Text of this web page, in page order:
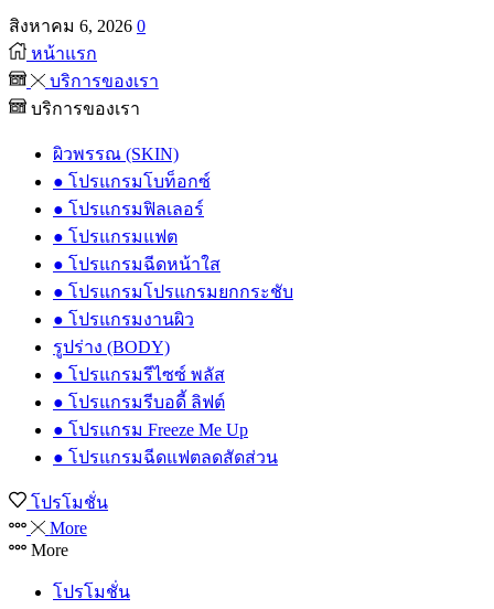
สิงหาคม 6, 2026 0
หน้าแรก
บริการของเรา
บริการของเรา
ผิวพรรณ (SKIN)
● โปรแกรมโบท็อกซ์
● โปรแกรมฟิลเลอร์
● โปรแกรมแฟต
● โปรแกรมฉีดหน้าใส
● โปรแกรมโปรแกรมยกกระชับ
● โปรแกรมงานผิว
รูปร่าง (BODY)
● โปรแกรมรีไซซ์ พลัส
● โปรแกรมรีบอดี้ ลิฟต์
● โปรแกรม Freeze Me Up
● โปรแกรมฉีดแฟตลดสัดส่วน
โปรโมชั่น
More
More
โปรโมชั่น